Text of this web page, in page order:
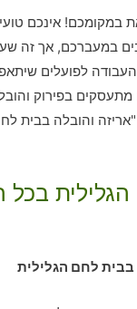
אינכם
במעברכם, אך זה
לפועלים
בפירוק
והובלה בבית
הגלילית
בבית לחם הגלילית